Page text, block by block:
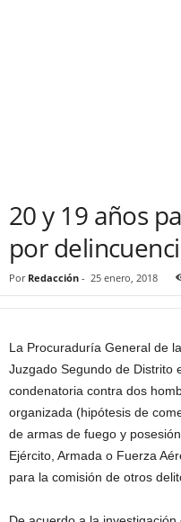
20 y 19 años
por
Por Redacción - 25 enero, 2018
La Procuraduría General de
Juzgado Segundo de Distrito
condenatoria contra dos
organizada (hipótesis de
de armas de fuego y
Ejército, Armada o Fuerza
para la comisión de otros